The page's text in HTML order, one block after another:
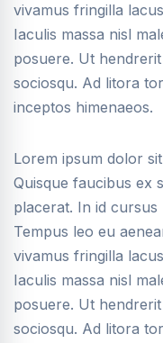
vivamus fringilla
Iaculis massa nisl
posuere. Ut
sociosqu. Ad litora
inceptos himenaeos.
Lorem ipsum dolor
Quisque faucibus ex
placerat. In id cursus
Tempus leo eu
vivamus fringilla
Iaculis massa nisl
posuere. Ut
sociosqu. Ad litora